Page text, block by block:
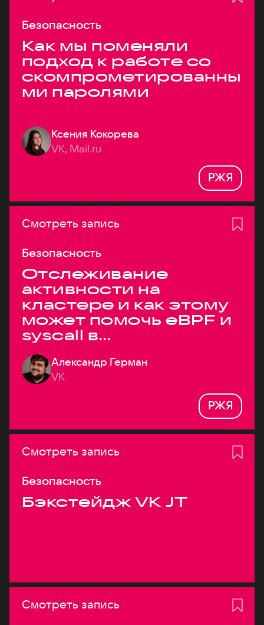
Безопасность
Как мы поменяли
подход к работе со
скомпрометированны
ми паролями
Ксения Кокорева
VK, Mail.ru
РЖЯ
Смотреть запись
Безопасность
Отслеживание
активности на
кластере и как этому
может помочь eBPF и
syscall в
высоконагруженных
системах
Александр Герман
VK
РЖЯ
Смотреть запись
Безопасность
Бэкстейдж VK JT
Смотреть запись